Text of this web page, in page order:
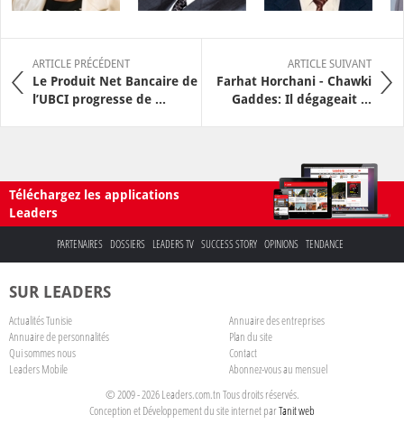
ARTICLE PRÉCÉDENT
Le Produit Net Bancaire de
l’UBCI progresse de ...
ARTICLE SUIVANT
Farhat Horchani - Chawki
Gaddes: Il dégageait ...
Téléchargez les applications
Leaders
PARTENAIRES DOSSIERS LEADERS TV SUCCESS STORY OPINIONS TENDANCE
SUR LEADERS
Actualités Tunisie
Annuaire des entreprises
Annuaire de personnalités
Plan du site
Qui sommes nous
Contact
Leaders Mobile
Abonnez-vous au mensuel
© 2009 - 2026 Leaders.com.tn Tous droits réservés.
Conception et Développement du site internet parTanit web